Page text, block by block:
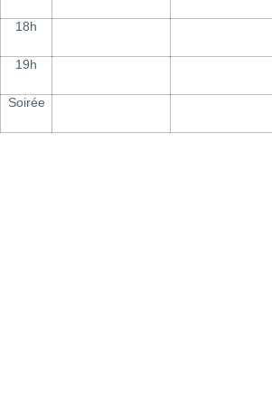
18h
19h
Soirée